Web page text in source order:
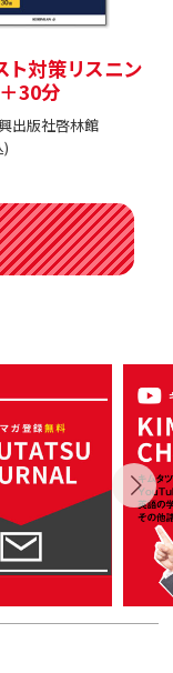
ト対策リスニン
30分
出版社啓林館